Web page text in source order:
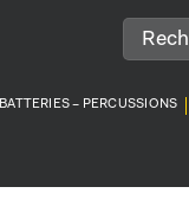
BATTERIES – PERCUSSIONS